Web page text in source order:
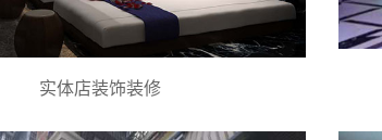
实体店装饰装修